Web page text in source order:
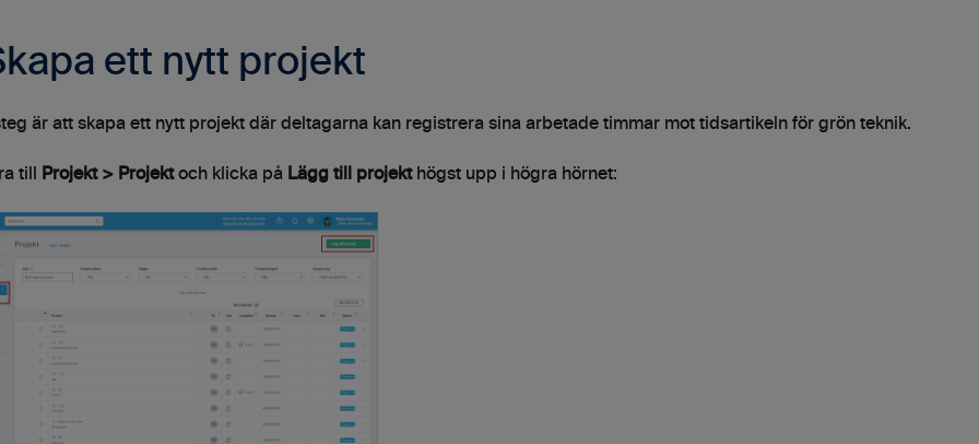
ett nytt projekt
är att skapa ett nytt projekt där deltagarna kan registrera sina arbetade timmar mot tidsartikeln för grön teknik.
till Projekt > Projektoch klicka på Lägg till projekthögst upp i högra hörnet: